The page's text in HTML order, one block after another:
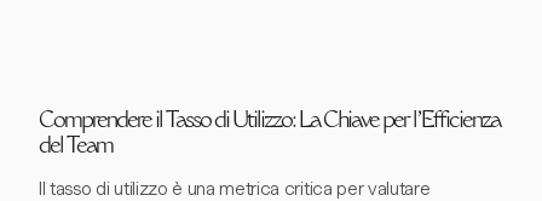
Comprendere il Tasso di Utilizzo: La Chiave per l'Efficienza
del Team
Il tasso di utilizzo è una metrica critica per valutare